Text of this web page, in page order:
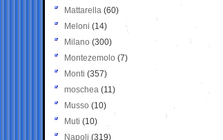
Mattarella (60)
Meloni (14)
Milano (300)
Montezemolo (7)
Monti (357)
moschea (11)
Musso (10)
Muti (10)
Napoli (319)